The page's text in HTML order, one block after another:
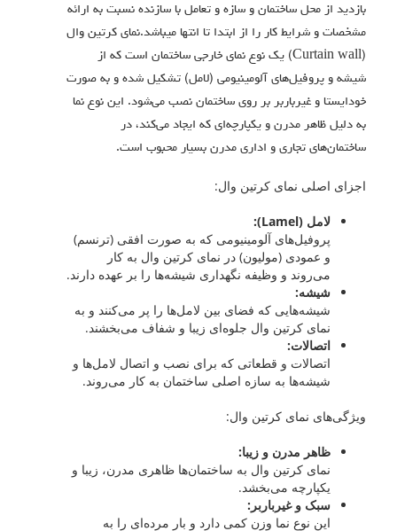
بازدید از محل ساختمان و سازه و تعامل با سازنده نسبت به ارائه
مشخصات و شرایط کار را از ابتدا تا انتها میباشد.نمای کرتین وال
(Curtain wall) یک نوع نمای خارجی ساختمان است که از
شیشه و پروفیل‌های آلومینیومی (لامل) تشکیل شده و به صورت
خودایستا و غیرباربر بر روی ساختمان نصب می‌شود. این نوع نما
به دلیل ظاهر مدرن و یکپارچه‌ای که ایجاد می‌کند، در
ساختمان‌های تجاری و اداری مدرن بسیار محبوب است.
اجزای اصلی نمای کرتین وال:
لامل (Lamel):
پروفیل‌های آلومینیومی که به صورت افقی (ترنسم)
و عمودی (مولیون) در نمای کرتین وال به کار
می‌روند و وظیفه نگهداری شیشه‌ها را بر عهده دارند.
شیشه:
شیشه‌هایی که فضای بین لامل‌ها را پر می‌کنند و به
نمای کرتین وال جلوه‌ای زیبا و شفاف می‌بخشند.
اتصالات:
اتصالات و قطعاتی که برای نصب و اتصال لامل‌ها و
شیشه‌ها به سازه اصلی ساختمان به کار می‌روند.
ویژگی‌های نمای کرتین وال:
ظاهر مدرن و زیبا:
نمای کرتین وال به ساختمان‌ها ظاهری مدرن، زیبا و
یکپارچه می‌بخشد.
سبک و غیرباربر:
این نوع نما وزن کمی دارد و بار مرده‌ای را به